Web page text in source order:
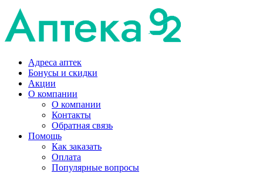
Адреса аптек
Бонусы и скидки
Акции
О компании
О компании
Контакты
Обратная связь
Помощь
Как заказать
Оплата
Популярные вопросы